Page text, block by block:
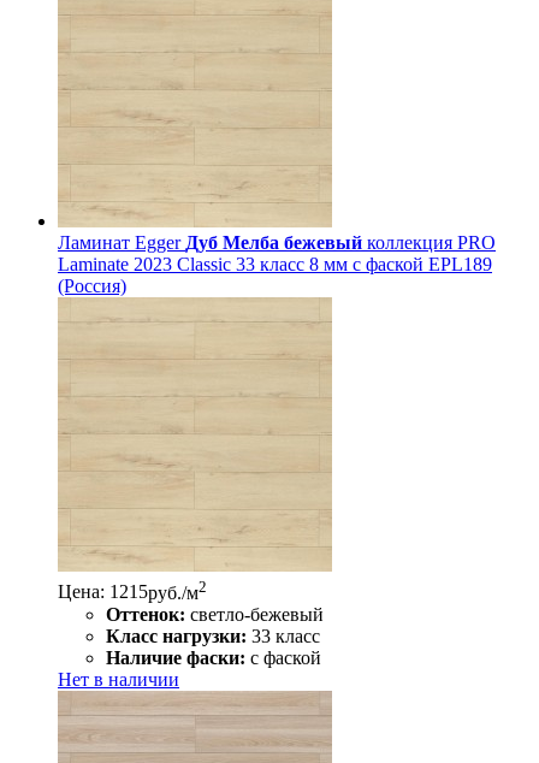
Ламинат Egger Дуб Мелба бежевый коллекция PRO
Laminate 2023 Classic 33 класс 8 мм с фаской EPL189
(Россия)
Цена: 1215руб./м2
Оттенок: светло-бежевый
Класс нагрузки: 33 класс
Наличие фаски: с фаской
Нет в наличии